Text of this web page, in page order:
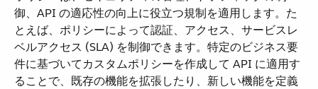
御、API の適応性の向上に役立つ規制を適用します。た
とえば、ポリシーによって認証、アクセス、サービスレ
ベルアクセス (SLA) を制御できます。特定のビジネス要
件に基づいてカスタムポリシーを作成して API に適用す
ることで、既存の機能を拡張したり、新しい機能を定義